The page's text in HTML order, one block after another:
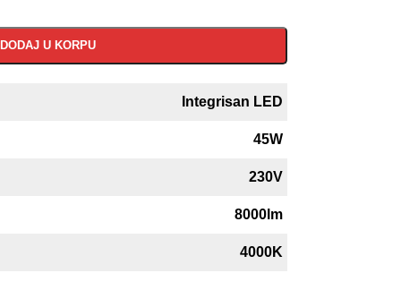
DODAJ U KORPU
Integrisan LED
45W
230V
8000lm
4000K